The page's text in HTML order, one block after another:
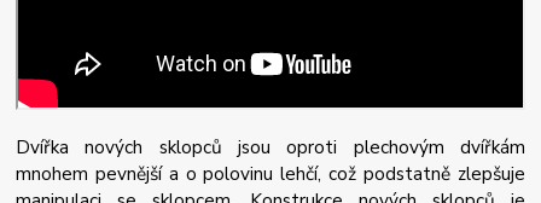
Dvířka nových sklopců jsou oproti plechovým dvířkám
mnohem pevnější a o polovinu lehčí, což podstatně zlepšuje